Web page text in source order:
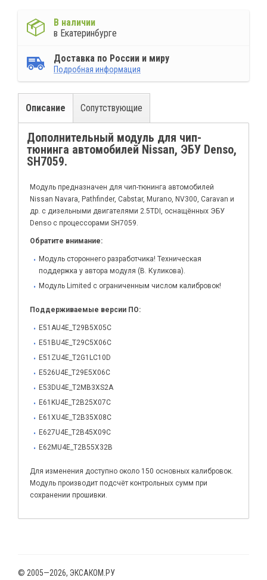
В наличии
в Екатеринбурге
Доставка по России и миру
Подробная информация
Описание Сопутствующие
Дополнительный модуль для чип-
тюнинга автомобилей Nissan, ЭБУ Denso,
SH7059.
Модуль предназначен для чип-тюнинга автомобилей
Nissan Navara, Pathfinder, Cabstar, Murano, NV300, Caravan и
др. c дизельными двигателями 2.5TDI, оснащённых ЭБУ
Denso с процессорами SH7059.
Обратите внимание:
Модуль стороннего разработчика! Техническая
поддержка у автора модуля (В. Куликова).
Модуль Limited с ограниченным числом калибровок!
Поддерживаемые версии ПО:
E51AU4E_T29B5X05C
E51BU4E_T29C5X06C
E51ZU4E_T2G1LC10D
E526U4E_T29E5X06C
E53DU4E_T2MB3XS2A
E61KU4E_T2B25X07C
E61XU4E_T2B35X08C
E627U4E_T2B45X09C
E62MU4E_T2B55X32B
Для изменения доступно около 150 основных калибровок.
Модуль производит подсчёт контрольных сумм при
сохранении прошивки.
© 2005—2026, ЭКСАКОМ.РУ